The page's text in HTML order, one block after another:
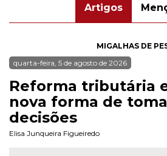
Artigos
MIGALHAS DE
quarta-feira, 5 de agosto de 2026
Reforma tributária
nova forma de
decisões
Elisa Junqueira Figueiredo